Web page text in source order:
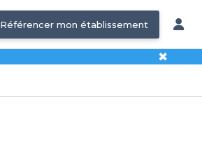
Référencer mon établissement
✖